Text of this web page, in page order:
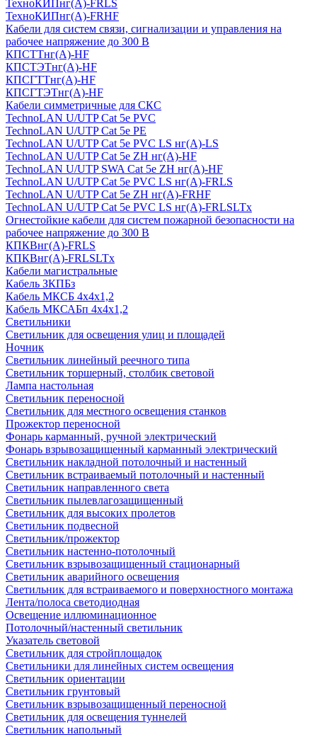
ТехноКИПнг(A)-FRLS
ТехноКИПнг(A)-FRHF
Кабели для систем связи, сигнализации и управления на
рабочее напряжение до 300 В
КПСТТнг(A)-HF
КПСТЭТнг(A)-HF
КПСГТТнг(A)-HF
КПСГТЭТнг(A)-HF
Кабели симметричные для СКС
TechnoLAN U/UTP Cat 5e PVC
TechnoLAN U/UTP Cat 5e PE
TechnoLAN U/UTP Cat 5e PVC LS нг(A)-LS
TechnoLAN U/UTP Cat 5e ZH нг(A)-HF
TechnoLAN U/UTP SWA Cat 5e ZH нг(A)-HF
TechnoLAN U/UTP Cat 5e PVC LS нг(A)-FRLS
TechnoLAN U/UTP Cat 5e ZH нг(A)-FRHF
TechnoLAN U/UTP Cat 5e PVC LS нг(A)-FRLSLTx
Огнестойкие кабели для систем пожарной безопасности на
рабочее напряжение до 300 В
КПКВнг(A)-FRLS
КПКВнг(A)-FRLSLTx
Кабели магистральные
Кабель ЗКПБз
Кабель МКСБ 4х4х1,2
Кабель МКСАБп 4х4х1,2
Светильники
Светильник для освещения улиц и площадей
Ночник
Светильник линейный реечного типа
Светильник торшерный, столбик световой
Лампа настольная
Светильник переносной
Светильник для местного освещения станков
Прожектор переносной
Фонарь карманный, ручной электрический
Фонарь взрывозащищенный карманный электрический
Светильник накладной потолочный и настенный
Светильник встраиваемый потолочный и настенный
Светильник направленного света
Светильник пылевлагозащищенный
Светильник для высоких пролетов
Светильник подвесной
Светильник/прожектор
Светильник настенно-потолочный
Светильник взрывозащищенный стационарный
Светильник аварийного освещения
Светильник для встраиваемого и поверхностного монтажа
Лента/полоса светодиодная
Освещение иллюминационное
Потолочный/настенный светильник
Указатель световой
Светильник для стройплощадок
Светильники для линейных систем освещения
Светильник ориентации
Светильник грунтовый
Светильник взрывозащищенный переносной
Светильник для освещения туннелей
Светильник напольный